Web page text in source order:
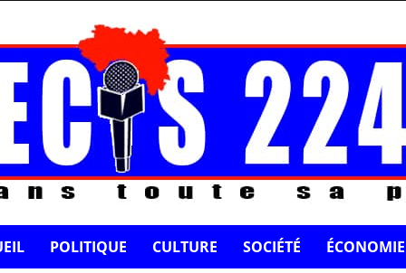
POLITIQUE CULTURE SOCIÉTÉ ÉCONOMIE